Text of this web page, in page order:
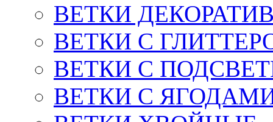
ВЕТКИ
ВЕТКИ С
ВЕТКИ С
ВЕТКИ С